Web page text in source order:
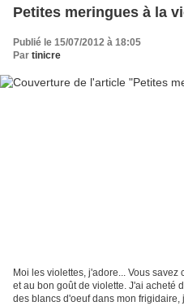
Petites meringues à la
Publié le 15/07/2012 à 18:05
Par tinicre
Moi les violettes, j'adore... Vous
et au bon goût de violette. J'ai acheté
des blancs d'oeuf dans mon